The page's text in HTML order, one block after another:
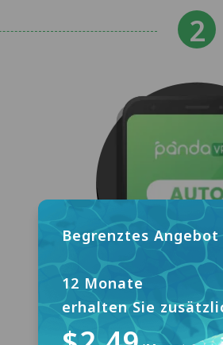
Begrenztes Angebot
12 Monate
erhalten Sie